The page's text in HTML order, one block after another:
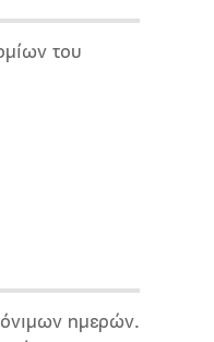
του
ημερών.